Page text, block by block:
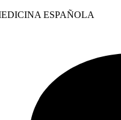
ESPAÑOLA